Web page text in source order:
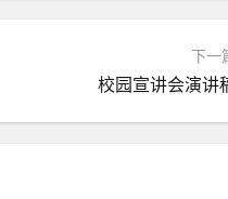
作家的个人视野，创作出
而开启一个全新的创作时
下一
校园宣讲会演讲